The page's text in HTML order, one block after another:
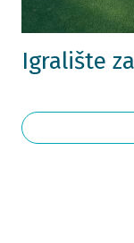
Igralište